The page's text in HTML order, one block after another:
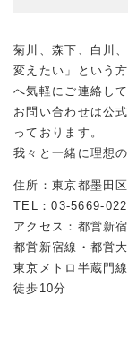
菊川、森下、白川
変えたい」という
へ気軽にご連絡し
お問い合わせは公
っております。
我々と一緒に理想
住所：東京都墨田
TEL：03-5669-
アクセス：都営新
都営新宿線・都営
東京メトロ半蔵門
徒歩 10分